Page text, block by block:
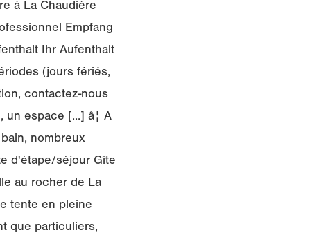
à La Chaudière
Empfang
Ihr Aufenthalt
(jours fériés,
contactez-nous
espace [...] â¦ A
nombreux
d'étape/séjour Gîte
au rocher de La
tente en pleine
que particuliers,